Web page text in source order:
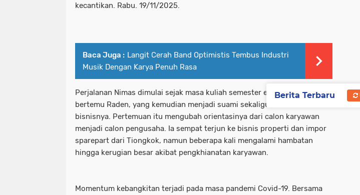
kecantikan. Rabu. 19/11/2025.
Baca Juga : Langit Cerah Band Optimistis Tembus Industri
Musik Dengan Karya Penuh Rasa
Perjalanan Nimas dimulai sejak masa kuliah semester enam ketika ia
bertemu Raden, yang kemudian menjadi suami sekaligus mentor
bisnisnya. Pertemuan itu mengubah orientasinya dari calon karyawan
menjadi calon pengusaha. Ia sempat terjun ke bisnis properti dan impor
sparepart dari Tiongkok, namun beberapa kali mengalami hambatan
hingga kerugian besar akibat pengkhianatan karyawan.
Momentum kebangkitan terjadi pada masa pandemi Covid-19. Bersama
Berita Terbaru